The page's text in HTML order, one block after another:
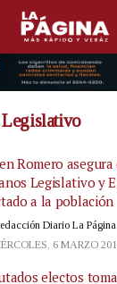
Romero
Legislativo y
a la población
Diario La Página
6 MARZO
electos